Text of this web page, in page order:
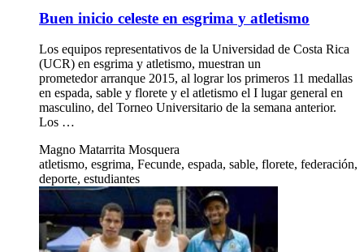
Buen inicio celeste en esgrima y atletismo
Los equipos representativos de la Universidad de Costa Rica
(UCR) en esgrima y atletismo, muestran un
prometedor arranque 2015, al lograr los primeros 11 medallas
en espada, sable y florete y el atletismo el I lugar general en
masculino, del Torneo Universitario de la semana anterior.
Los …
Magno Matarrita Mosquera
atletismo, esgrima, Fecunde, espada, sable, florete, federación,
deporte, estudiantes